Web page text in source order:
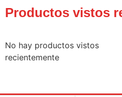
Productos vistos
No hay productos vistos
recientemente